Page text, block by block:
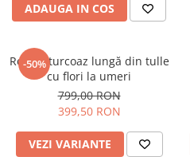
ADAUGA IN COS
-50%
Rochie turcoaz lungă din tulle
cu flori la umeri
799,00 RON
399,50 RON
VEZI VARIANTE